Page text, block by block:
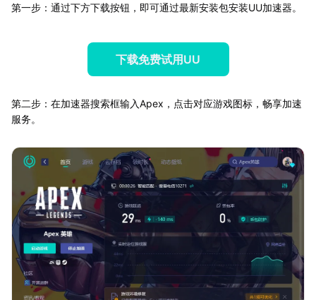
第一步：通过下方下载按钮，即可通过最新安装包安装UU加速器。
下载免费试用UU
第二步：在加速器搜索框输入Apex，点击对应游戏图标，畅享加速
服务。